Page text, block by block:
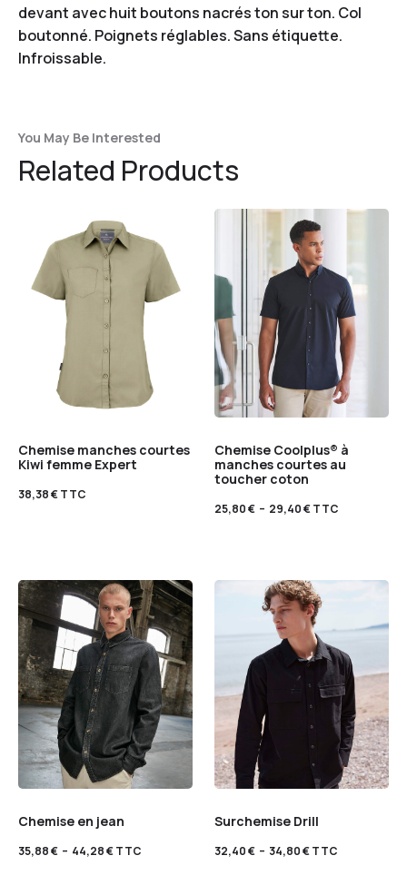
devant avec huit boutons nacrés ton sur ton. Col
boutonné. Poignets réglables. Sans étiquette.
Infroissable.
You May Be Interested
Related Products
Chemise manches courtes
Kiwi femme Expert
38,38€TTC
Chemise Coolplus® à
manches courtes au
toucher coton
25,80€ – 29,40€TTC
Chemise en jean
35,88€ – 44,28€TTC
Surchemise Drill
32,40€ – 34,80€TTC